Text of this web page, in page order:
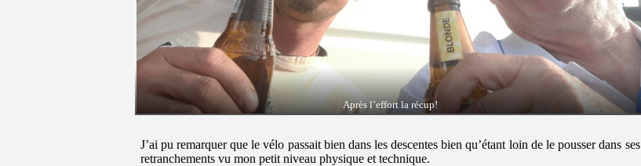
Après l’effort la récup!
J’ai pu remarquer que le vélo passait bien dans les descentes bien qu’étant loin de le pousser dans ses
retranchements vu mon petit niveau physique et technique.